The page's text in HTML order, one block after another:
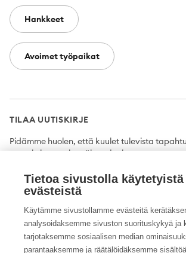
Hankkeet
Avoimet työpaikat
TILAA UUTISKIRJE
Pidämme huolen, että kuulet tulevista
uutuuksista ensimmäisten joukossa.
Tilaa
Twitter FacebookYouTubeInstagramLinkedIn
Tietoa sivustolla käytetyistä
evästeistä
Käytämme sivustollamme evästeitä
analysoidaksemme sivuston suorituskykyä ja
tarjotaksemme sosiaalisen median
parantaaksemme ja räätälöidäksemme